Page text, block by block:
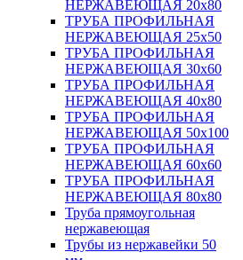
НЕРЖАВЕЮЩАЯ 20х80
ТРУБА ПРОФИЛЬНАЯ
НЕРЖАВЕЮЩАЯ 25х50
ТРУБА ПРОФИЛЬНАЯ
НЕРЖАВЕЮЩАЯ 30х60
ТРУБА ПРОФИЛЬНАЯ
НЕРЖАВЕЮЩАЯ 40х80
ТРУБА ПРОФИЛЬНАЯ
НЕРЖАВЕЮЩАЯ 50х100
ТРУБА ПРОФИЛЬНАЯ
НЕРЖАВЕЮЩАЯ 60х60
ТРУБА ПРОФИЛЬНАЯ
НЕРЖАВЕЮЩАЯ 80х80
Труба прямоугольная
нержавеющая
Трубы из нержавейки 50